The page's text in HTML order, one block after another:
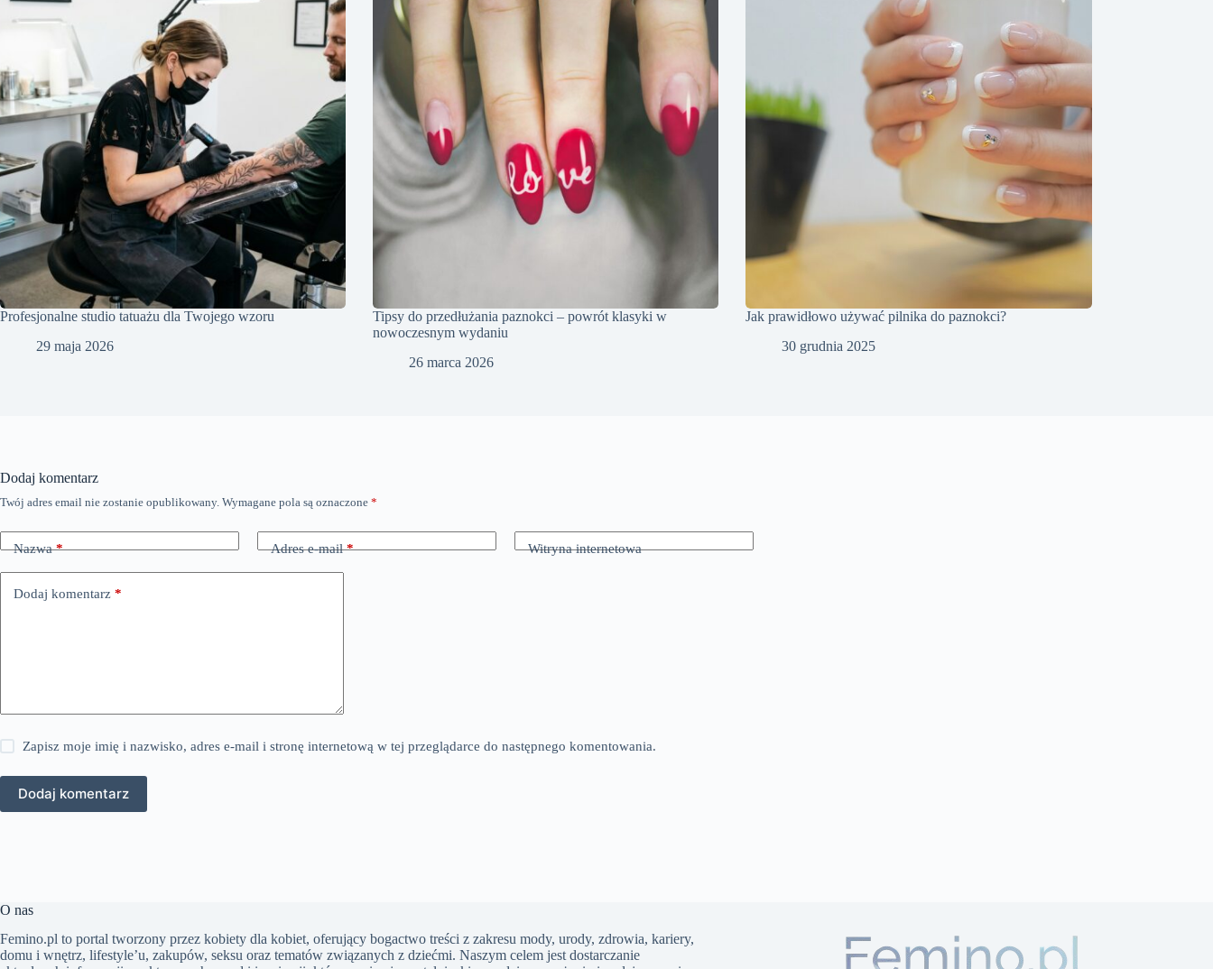
Profesjonalne studio tatuażu dla Twojego wzoru
29 maja 2026
Tipsy do przedłużania paznokci – powrót klasyki w
nowoczesnym wydaniu
26 marca 2026
Jak prawidłowo używać pilnika do paznokci?
30 grudnia 2025
Dodaj komentarz
Twój adres email nie zostanie opublikowany. Wymagane pola są oznaczone *
Nazwa* Adres e-mail* Witryna internetowa
Dodaj komentarz *
Zapisz moje imię i nazwisko, adres e-mail i stronę internetową w tej przeglądarce do następnego komentowania.
Dodaj komentarz
O nas
Femino.pl to portal tworzony przez kobiety dla kobiet, oferujący bogactwo treści z zakresu mody, urody, zdrowia, kariery,
domu i wnętrz, lifestyle’u, zakupów, seksu oraz tematów związanych z dziećmi. Naszym celem jest dostarczanie